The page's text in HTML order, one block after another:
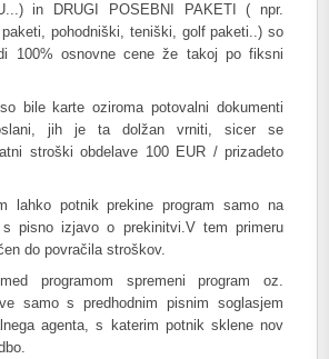
in DRUGI POSEBNI PAKETI ( npr.
pohodniški, teniški, golf paketi..) so
100% osnovne cene že takoj po fiksni
bile karte oziroma potovalni dokumenti
jih je ta dolžan vrniti, sicer se
stroški obdelave 100 EUR / prizadeto
lahko potnik prekine program samo na
pisno izjavo o prekinitvi.V tem primeru
do povračila stroškov.
programom spremeni program oz.
samo s predhodnim pisnim soglasjem
agenta, s katerim potnik sklene nov